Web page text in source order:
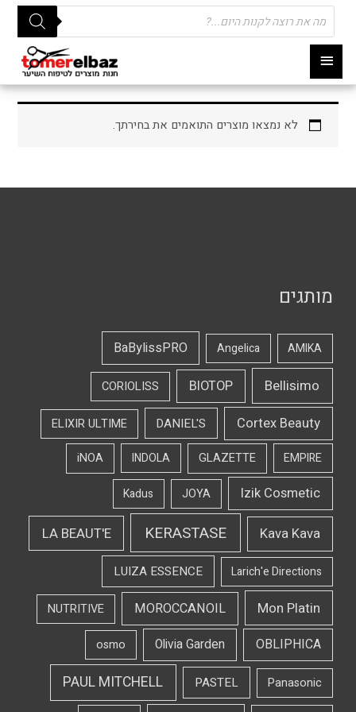
תפריט
ראשי
Products
search
לא נמצאו מוצרים התואמים את בחירתך.
מותגים
AMIKA
Angelica
BaBylissPRO
Bellisimo
BIOTOP
CORIOLISS
Cortex Beauty
DANIEL'S
ELIXIR ULTIME
EMPIRE
GLAZETTE
INDOLA
iNOA
Izik Cosmetic
JOYA
Kadus
Kava Kava
KERASTASE
LA BEAUT'E
Larich'e Directions
LUIZA ESSENCE
Mon Platin
MOROCCANOIL
NUTRITIVE
OBLIPHICA
Olivia Garden
osmo
Panasonic
PASTEL
PAUL MITCHELL